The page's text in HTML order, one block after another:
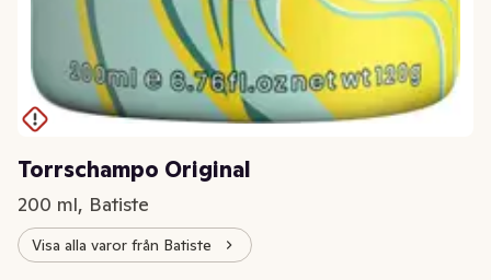
Torrschampo Original
200 ml, Batiste
Visa alla varor från Batiste